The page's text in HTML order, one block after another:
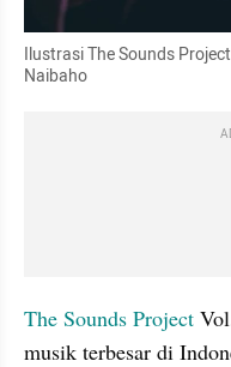
Ilustrasi The Sounds
Naibaho
The Sounds Project
musik terbesar di